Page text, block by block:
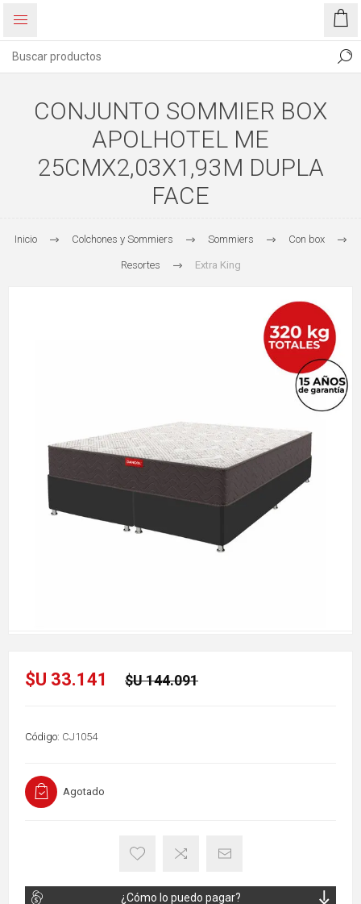
CONJUNTO SOMMIER BOX
APOLHOTEL ME
25CMX2,03X1,93M DUPLA
FACE
Inicio Colchones y Sommiers Sommiers Con box
Resortes Extra King
$U 33.141 $U 144.091
Código: CJ1054
Agotado
¿Cómo lo puedo pagar?